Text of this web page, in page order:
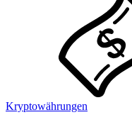
Kryptowährungen